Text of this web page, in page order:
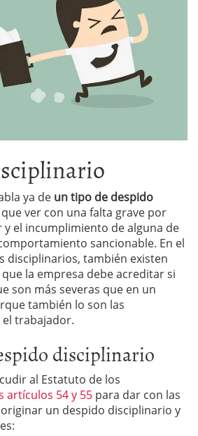
ya de un tipo de despido
ver con una falta grave por
el incumplimiento de alguna de
sancionable. En el
disciplinarios, también existen
la empresa debe acreditar si
son más severas que en un
también lo son las
el trabajador.
disciplinario
al Estatuto de los
artículos 54 y 55 para dar con las
un despido disciplinario y